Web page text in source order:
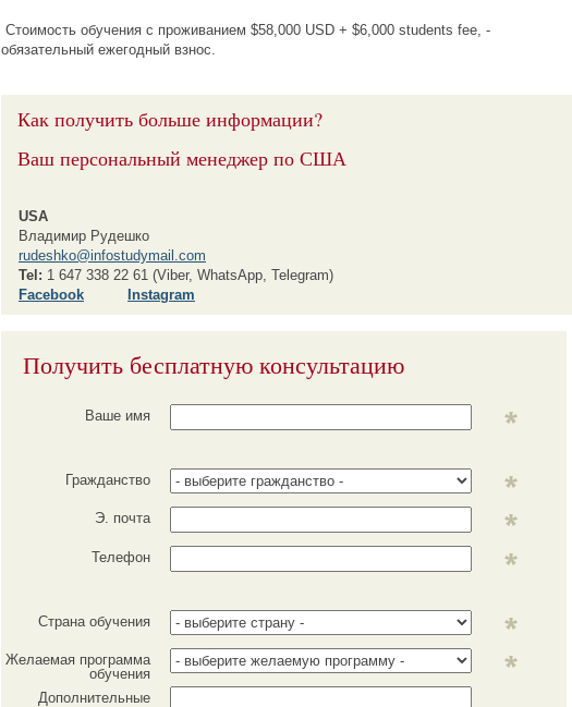
Стоимость обучения с проживанием $58,000 USD + $6,000 students fee, -
обязательный ежегодный взнос.
Как получить больше информации?
Ваш персональный менеджер по США
USA
Владимир Рудешко
rudeshko@infostudymail.com
Tel: 1 647 338 22 61 (Viber, WhatsApp, Telegram)
Facebook Instagram
Получить бесплатную консультацию
Ваше имя
Гражданство
Э. почта
Телефон
Страна обучения
Желаемая программа
обучения
Дополнительные